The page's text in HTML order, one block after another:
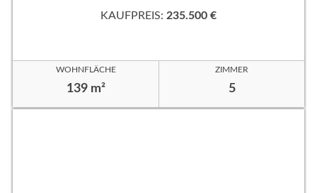
KAUFPREIS: 235.500 €
WOHNFLÄCHE
139 m²
ZIMMER
5